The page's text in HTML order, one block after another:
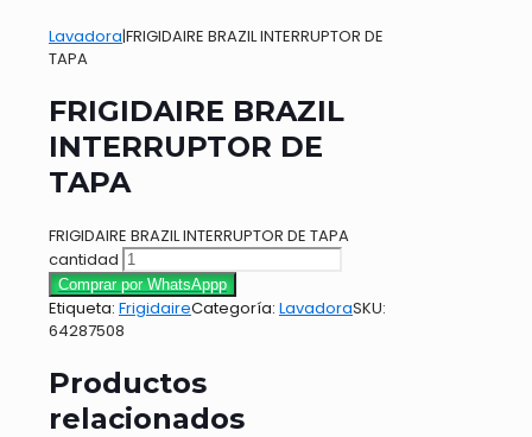
Lavadora|FRIGIDAIRE BRAZIL INTERRUPTOR DE
TAPA
FRIGIDAIRE BRAZIL
INTERRUPTOR DE
TAPA
FRIGIDAIRE BRAZIL INTERRUPTOR DE TAPA
cantidad
Comprar por WhatsAppp
Etiqueta: FrigidaireCategoría: LavadoraSKU:
64287508
Productos
relacionados